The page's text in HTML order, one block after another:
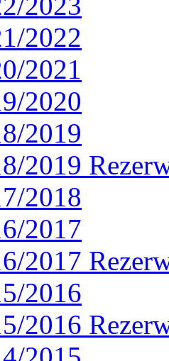
2022
2021
2020
2019
2019
2018
2017
2017
2016
2016